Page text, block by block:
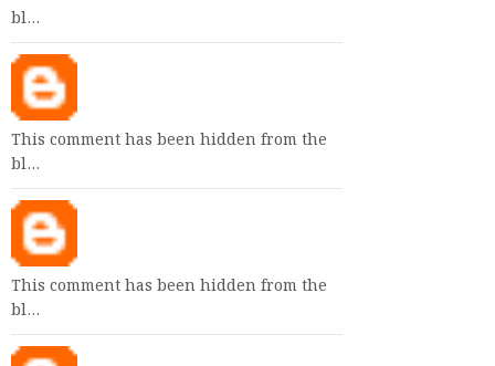
bl…
This comment has been hidden from the
bl…
This comment has been hidden from the
bl…